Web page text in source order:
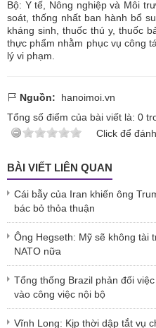
Bộ: Y tế, Nông nghiệp và Môi
soát, thống nhất ban hành bổ
kháng sinh, thuốc thú y, thuốc
thực phẩm nhằm phục vụ công
lý vi phạm.
Nguồn: hanoimoi.vn
Tổng số điểm của bài viết là: 0
Click để
BÀI VIẾT LIÊN QUAN
Cái bẫy của Iran khiến ông
bác bỏ thỏa thuận
Ông Hegseth: Mỹ sẽ không tài
NATO nữa
Tổng thống Brazil phản đối
vào công việc nội bộ
Vĩnh Long: Kịp thời dập tắt vụ